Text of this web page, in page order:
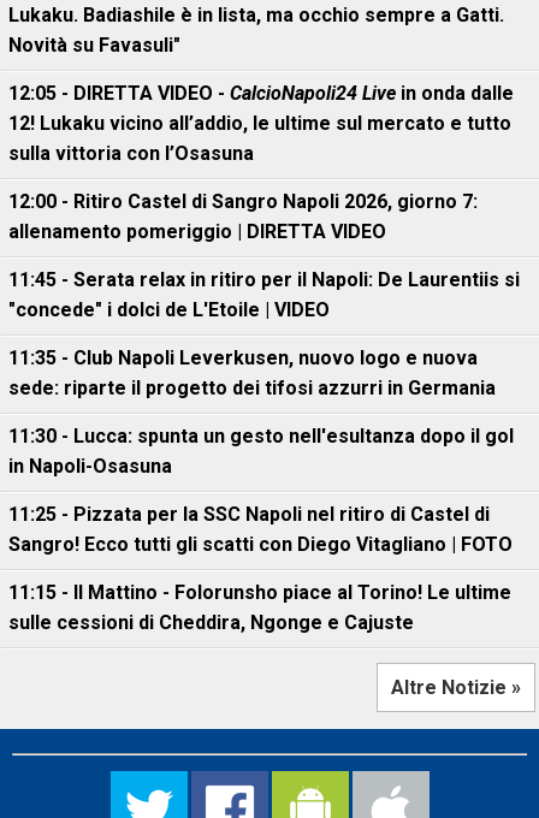
Lukaku. Badiashile è in lista, ma occhio sempre a Gatti.
Novità su Favasuli"
12:05 - DIRETTA VIDEO - CalcioNapoli24 Live in onda dalle
12! Lukaku vicino all’addio, le ultime sul mercato e tutto
sulla vittoria con l’Osasuna
12:00 - Ritiro Castel di Sangro Napoli 2026, giorno 7:
allenamento pomeriggio | DIRETTA VIDEO
11:45 - Serata relax in ritiro per il Napoli: De Laurentiis si
"concede" i dolci de L'Etoile | VIDEO
11:35 - Club Napoli Leverkusen, nuovo logo e nuova
sede: riparte il progetto dei tifosi azzurri in Germania
11:30 - Lucca: spunta un gesto nell'esultanza dopo il gol
in Napoli-Osasuna
11:25 - Pizzata per la SSC Napoli nel ritiro di Castel di
Sangro! Ecco tutti gli scatti con Diego Vitagliano | FOTO
11:15 - Il Mattino - Folorunsho piace al Torino! Le ultime
sulle cessioni di Cheddira, Ngonge e Cajuste
Altre Notizie »